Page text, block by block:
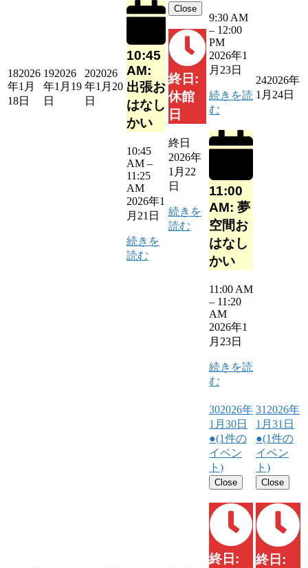
182026
年1月
18日
192026
年1月19
日
202026
年1月20
日
10:45
AM:
出張お
はなし
かい
10:45
AM –
11:25
AM
2026年1
月21日
続きを
読む
Close
終日:
休館
日
終日
2026年
1月22
日
続きを
読む
9:30 AM
– 12:00
PM
2026年1
月23日
続きを読
む
11:00
AM: 夢
空間お
はなし
かい
11:00 AM
– 11:20
AM
2026年1
月23日
続きを読
む
242026年
1月24日
302026年
1月30日
●(1件の
イベン
ト)
Close
終日:
31 2026年
1月31日
●(1件の
イベン
ト)
Close
終日: